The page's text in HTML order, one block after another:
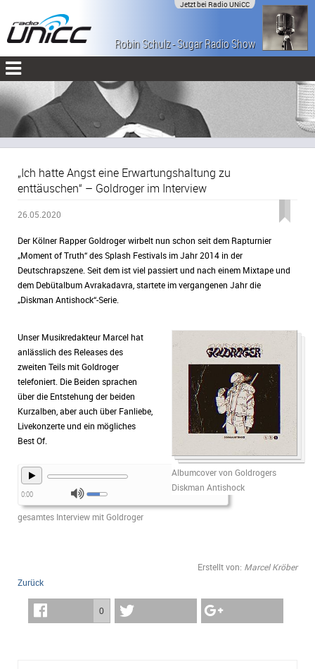
Jetzt bei Radio UNiCC
Robin Schulz - Sugar Radio Show
(#555)
„Ich hatte Angst eine Erwartungshaltung zu
enttäuschen“ – Goldroger im Interview
26.05.2020
Der Kölner Rapper Goldroger wirbelt nun schon seit dem Rapturnier
„Moment of Truth“ des Splash Festivals im Jahr 2014 in der
Deutschrapszene. Seit dem ist viel passiert und nach einem Mixtape und
dem Debütalbum Avrakadavra, startete im vergangenen Jahr die
„Diskman Antishock“-Serie.
Albumcover von Goldrogers
Diskman Antishock
Unser Musikredakteur Marcel hat
anlässlich des Releases des
zweiten Teils mit Goldroger
telefoniert. Die Beiden sprachen
über die Entstehung der beiden
Kurzalben, aber auch über Fanliebe,
Livekonzerte und ein mögliches
Best Of.
0:00
gesamtes Interview mit Goldroger
Erstellt von: Marcel Kröber
Zurück
0